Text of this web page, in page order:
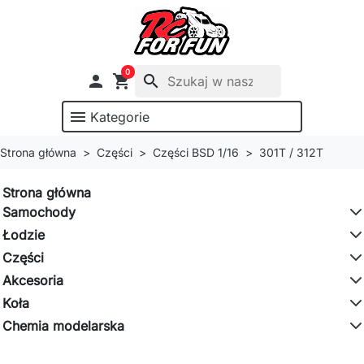
 shopping_cart
0
search
menu Kategorie
Strona główna Części Części BSD 1/16 301T / 312T
Strona główna
Samochody
Łodzie
Części
Akcesoria
Koła
Chemia modelarska